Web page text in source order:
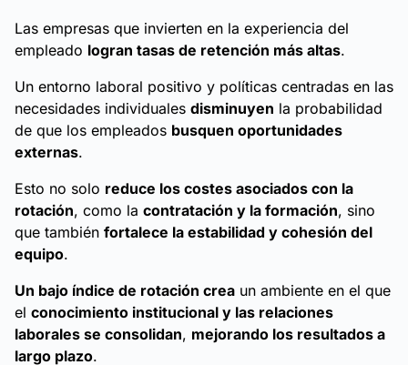
Las empresas que invierten en la experiencia del
empleado logran tasas de retención más altas.
Un entorno laboral positivo y políticas centradas en las
necesidades individuales disminuyen la probabilidad
de que los empleados busquen oportunidades
externas.
Esto no solo reduce los costes asociados con la
rotación, como la contratación y la formación, sino
que también fortalece la estabilidad y cohesión del
equipo.
Un bajo índice de rotación crea un ambiente en el que
el conocimiento institucional y las relaciones
laborales se consolidan, mejorando los resultados a
largo plazo.